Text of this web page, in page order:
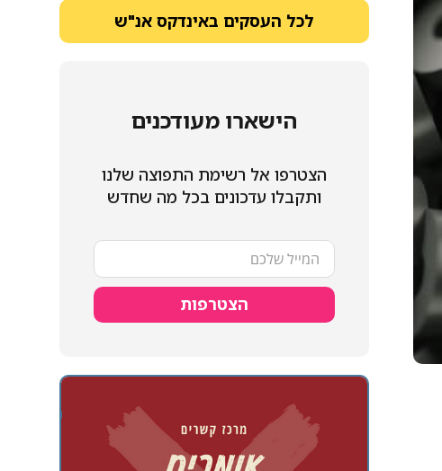
לכל העסקים באינדקס אנ"ש
הישארו מעודכנים
הצטרפו אל רשימת התפוצה שלנו
ותקבלו עדכונים בכל מה שחדש
הצטרפות